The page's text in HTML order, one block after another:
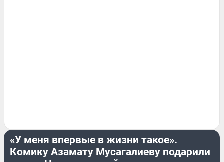
«У меня впервые в жизни такое».
Комику Азамату Мусагалиеву подарили